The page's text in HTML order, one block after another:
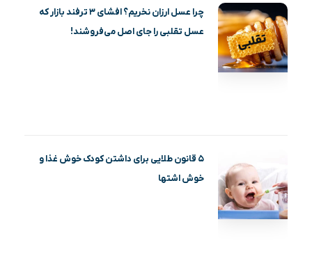
چرا عسل ارزان نخریم؟ افشای ۳ ترفند بازار که
عسل تقلبی را جای اصل می‌فروشند!
۵ قانون طلایی برای داشتن کودک خوش غذا و
خوش اشتها